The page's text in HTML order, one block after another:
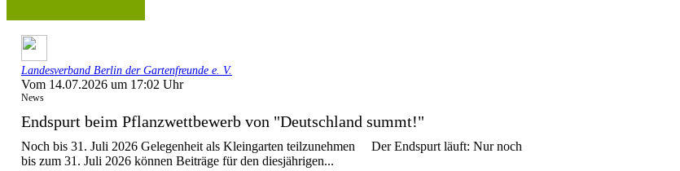
Landesverband Berlin der Gartenfreunde e. V.
Vom 14.07.2026 um 17:02 Uhr
News
Endspurt beim Pflanzwettbewerb von "Deutschland summt!"
Noch bis 31. Juli 2026 Gelegenheit als Kleingarten teilzunehmen Der Endspurt läuft: Nur noch
bis zum 31. Juli 2026 können Beiträge für den diesjährigen...